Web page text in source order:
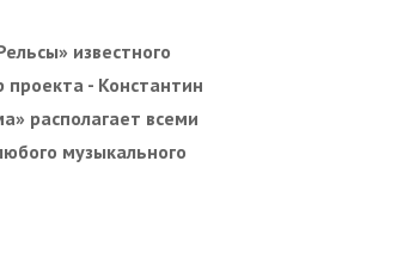
известного
проекта - Константин
располагает всеми
музыкального